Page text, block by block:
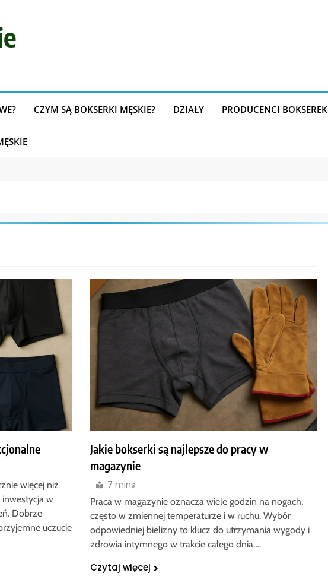
CZYM SĄ BOKSERKI MĘSKIE? DZIAŁY PRODUCENCI BOKSEREK
więcej niż
w
Dobrze
uczucie
Jakie bokserki są najlepsze do pracy w
magazynie
7 mins
Praca w magazynie oznacza wiele godzin na nogach,
często w zmiennej temperaturze i w ruchu. Wybór
odpowiedniej bielizny to klucz do utrzymania wygody i
zdrowia intymnego w trakcie całego dnia….
Czytaj więcej